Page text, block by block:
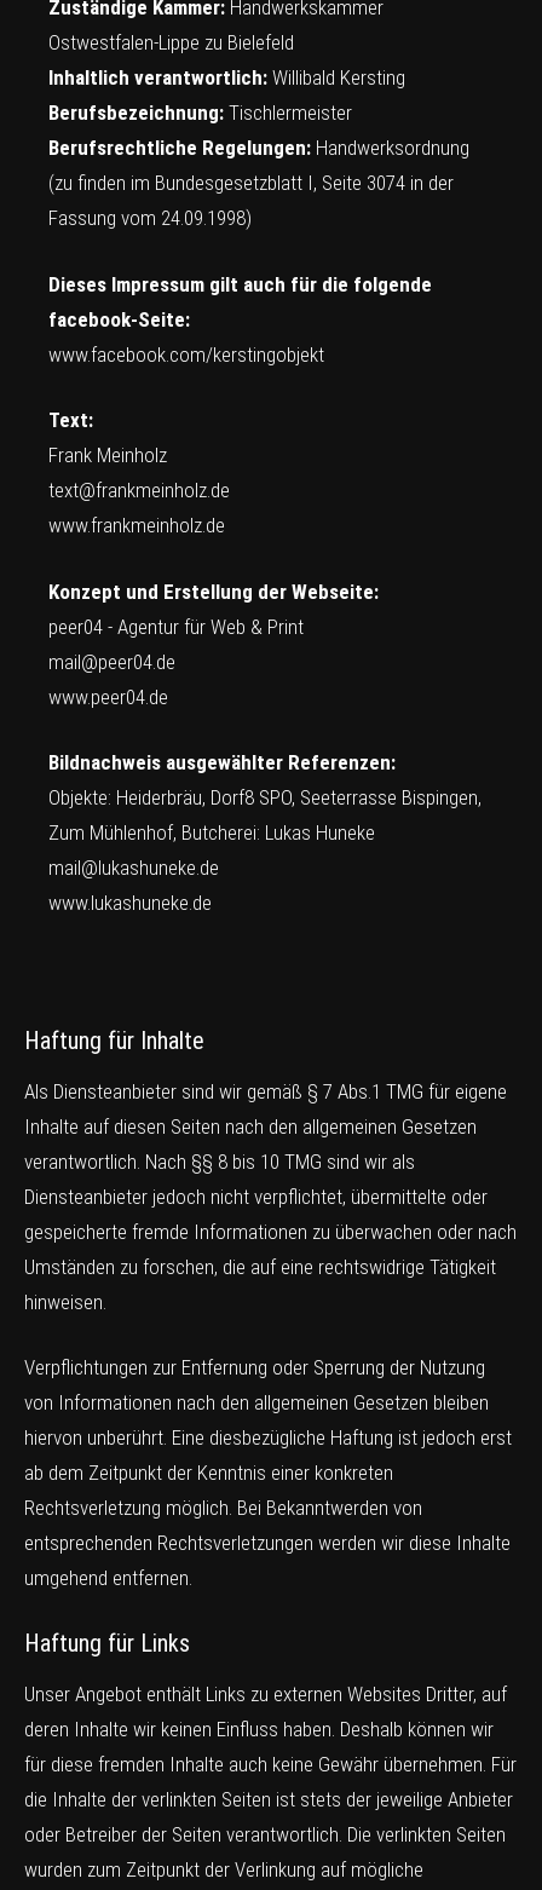
Zuständige Kammer: Handwerkskammer
Ostwestfalen-Lippe zu Bielefeld
Inhaltlich verantwortlich: Willibald Kersting
Berufsbezeichnung: Tischlermeister
Berufsrechtliche Regelungen: Handwerksordnung
(zu finden im Bundesgesetzblatt I, Seite 3074 in der
Fassung vom 24.09.1998)
Dieses Impressum gilt auch für die folgende
facebook-Seite:
www.facebook.com/kerstingobjekt
Text:
Frank Meinholz
text@frankmeinholz.de
www.frankmeinholz.de
Konzept und Erstellung der Webseite:
peer04 - Agentur für Web & Print
mail@peer04.de
www.peer04.de
Bildnachweis ausgewählter Referenzen:
Objekte: Heiderbräu, Dorf8 SPO, Seeterrasse Bispingen,
Zum Mühlenhof, Butcherei: Lukas Huneke
mail@lukashuneke.de
www.lukashuneke.de
Haftung für Inhalte
Als Diensteanbieter sind wir gemäß § 7 Abs.1 TMG für eigene
Inhalte auf diesen Seiten nach den allgemeinen Gesetzen
verantwortlich. Nach §§ 8 bis 10 TMG sind wir als
Diensteanbieter jedoch nicht verpflichtet, übermittelte oder
gespeicherte fremde Informationen zu überwachen oder nach
Umständen zu forschen, die auf eine rechtswidrige Tätigkeit
hinweisen.
Verpflichtungen zur Entfernung oder Sperrung der Nutzung
von Informationen nach den allgemeinen Gesetzen bleiben
hiervon unberührt. Eine diesbezügliche Haftung ist jedoch erst
ab dem Zeitpunkt der Kenntnis einer konkreten
Rechtsverletzung möglich. Bei Bekanntwerden von
entsprechenden Rechtsverletzungen werden wir diese Inhalte
umgehend entfernen.
Haftung für Links
Unser Angebot enthält Links zu externen Websites Dritter, auf
deren Inhalte wir keinen Einfluss haben. Deshalb können wir
für diese fremden Inhalte auch keine Gewähr übernehmen. Für
die Inhalte der verlinkten Seiten ist stets der jeweilige Anbieter
oder Betreiber der Seiten verantwortlich. Die verlinkten Seiten
wurden zum Zeitpunkt der Verlinkung auf mögliche